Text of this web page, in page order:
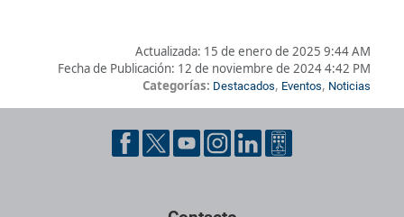
Actualizada: 15 de enero de 2025 9:44 AM
Fecha de Publicación: 12 de noviembre de 2024 4:42 PM
Categorías: Destacados, Eventos, Noticias
Pie de página con información de contacto, redes sociales y